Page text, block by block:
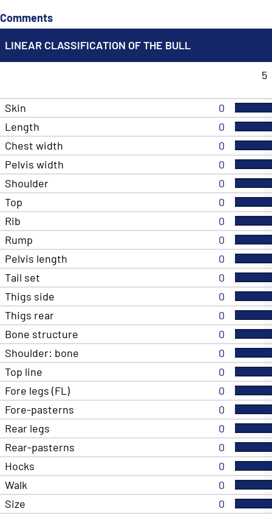
Comments
LINEAR CLASSIFICATION OF THE BULL
5
Skin
0
Length
0
Chest width
0
Pelvis width
0
Shoulder
0
Top
0
Rib
0
Rump
0
Pelvis length
0
Tail set
0
Thigs side
0
Thigs rear
0
Bone structure
0
Shoulder: bone
0
Top line
0
Fore legs (FL)
0
Fore-pasterns
0
Rear legs
0
Rear-pasterns
0
Hocks
0
Walk
0
Size
0